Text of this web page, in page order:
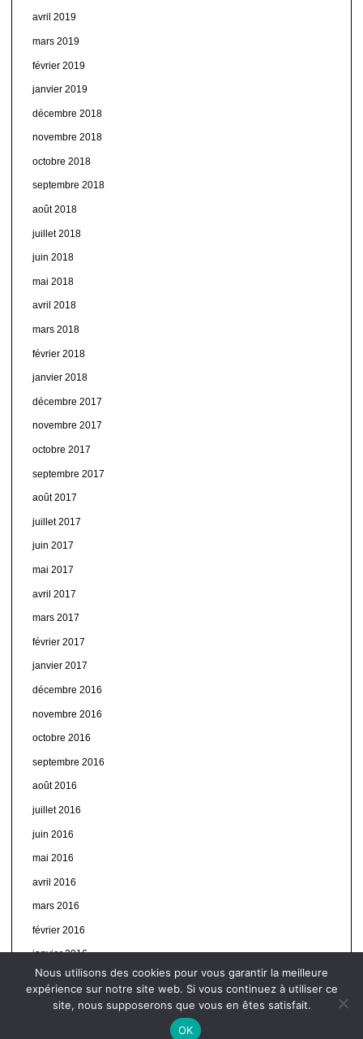
avril 2019
mars 2019
février 2019
janvier 2019
décembre 2018
novembre 2018
octobre 2018
septembre 2018
août 2018
juillet 2018
juin 2018
mai 2018
avril 2018
mars 2018
février 2018
janvier 2018
décembre 2017
novembre 2017
octobre 2017
septembre 2017
août 2017
juillet 2017
juin 2017
mai 2017
avril 2017
mars 2017
février 2017
janvier 2017
décembre 2016
novembre 2016
octobre 2016
septembre 2016
août 2016
juillet 2016
juin 2016
mai 2016
avril 2016
mars 2016
février 2016
janvier 2016
© Autres infos
Nous utilisons des cookies pour vous garantir la meilleure
expérience sur notre site web. Si vous continuez à utiliser ce
site, nous supposerons que vous en êtes satisfait.
OK